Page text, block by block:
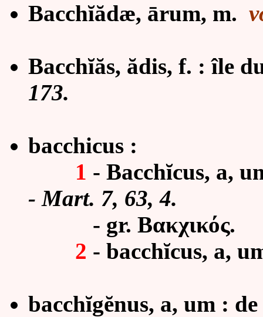
Bacchĭădæ, ārum, m.
Bacchĭăs, ădis, f. : île
173.
bacchicus :
1 - Bacchĭcus, a,
-Mart. 7, 63, 4.
- gr. Βακχικός.
2 - bacchĭcus, a,
bacchĭgĕnus, a, um :